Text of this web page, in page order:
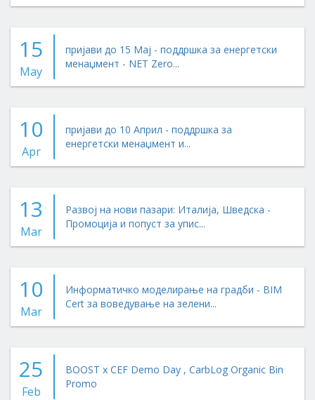
15
May
пријави до 15 Мај - поддршка за енергетски
менаџмент - NET Zero...
10
Apr
пријави до 10 Април - поддршка за
енергетски менаџмент и...
13
Mar
Развој на нови пазари: Италија, Шведска -
Промоција и попуст за упис...
10
Mar
Информатичко моделирање на градби - BIM
Cert за воведување на зелени...
25
Feb
BOOST x CEF Demo Day , CarbLog Organic Bin
Promo